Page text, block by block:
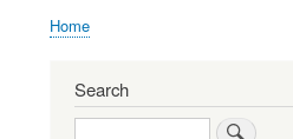
Home
Search
Search